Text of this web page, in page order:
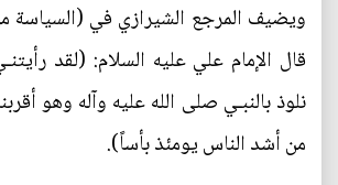
ويضيف المرجع الشيرازي في (السياسة
قال الإمام علي عليه السلام: (لقد
نلوذ بالنبـي صلی الله عليه وآله وهو
من أشد الناس يومئذ بأساً).